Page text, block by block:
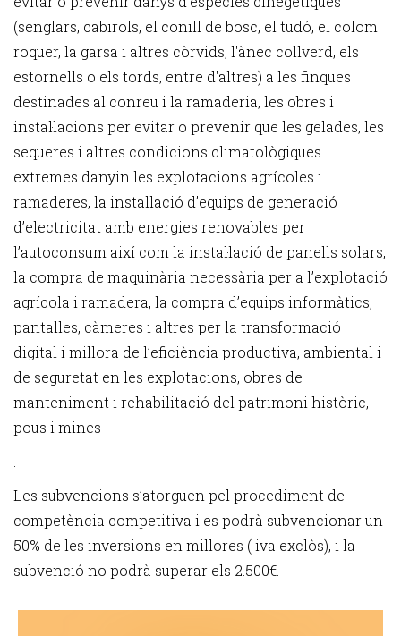
(senglars, cabirols, el conill de bosc, el tudó, el colom
roquer, la garsa i altres còrvids, l'ànec collverd, els
estornells o els tords, entre d'altres) a les finques
destinades al conreu i la ramaderia, les obres i
instal·lacions per evitar o prevenir que les gelades, les
sequeres i altres condicions climatològiques
extremes danyin les explotacions agrícoles i
ramaderes, la instal·lació d’equips de generació
d’electricitat amb energies renovables per
l’autoconsum així com la instal·lació de panells solars,
la compra de maquinària necessària per a l’explotació
agrícola i ramadera, la compra d’equips informàtics,
pantalles, càmeres i altres per la transformació
digital i millora de l’eficiència productiva, ambiental i
de seguretat en les explotacions, obres de
manteniment i rehabilitació del patrimoni històric,
pous i mines
Les subvencions s’atorguen pel procediment de
competència competitiva i es podrà subvencionar un
50% de les inversions en millores ( iva exclòs), i la
subvenció no podrà superar els 2.500€.